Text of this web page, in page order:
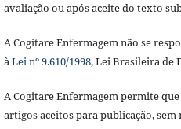
avaliação ou após aceite do texto
A Cogitare Enfermagem não se
àLei nº 9.610/1998, Lei Brasileira de
A Cogitare Enfermagem permite
artigos aceitos para publicação, sem